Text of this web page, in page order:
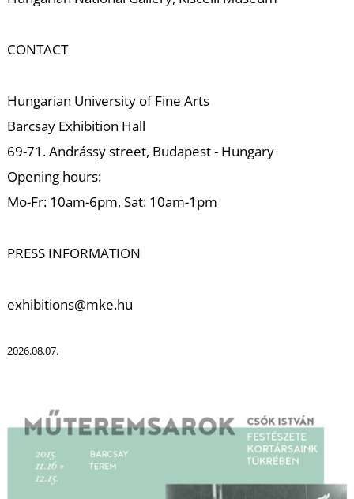
CONTACT
Hungarian University of Fine Arts
Barcsay Exhibition Hall
69-71. Andrássy street, Budapest - Hungary
Opening hours:
Mo-Fr: 10am-6pm, Sat: 10am-1pm
PRESS INFORMATION
exhibitions@mke.hu
2026.08.07.